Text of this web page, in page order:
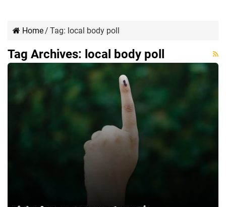
Home/ Tag: local body poll
Tag Archives: local body poll